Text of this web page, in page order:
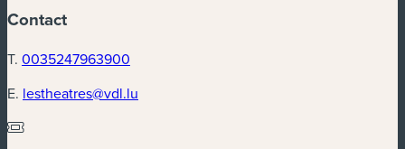
Contact
T. 0035247963900
E. lestheatres@vdl.lu